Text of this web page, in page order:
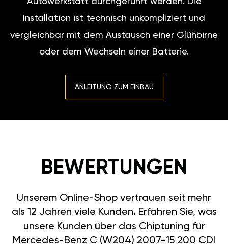
Installation ist technisch unkompliziert und
vergleichbar mit dem Austausch einer Glühbirne
oder dem Wechseln einer Batterie.
ANLEITUNG ZUM EINBAU
BEWERTUNGEN
Unserem Online-Shop vertrauen seit mehr
als 12 Jahren viele Kunden. Erfahren Sie, was
unsere Kunden über das Chiptuning für
Mercedes-Benz C (W204) 2007-15 200 CDI